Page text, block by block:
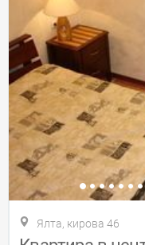
Ялта, кирова 46